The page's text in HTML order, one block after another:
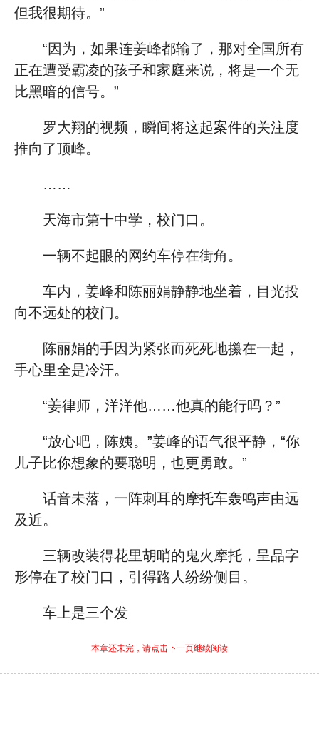
但我很期待。”
“因为，如果连姜峰都输了，那对全国所有
正在遭受霸凌的孩子和家庭来说，将是一个无
比黑暗的信号。”
罗大翔的视频，瞬间将这起案件的关注度
推向了顶峰。
……
天海市第十中学，校门口。
一辆不起眼的网约车停在街角。
车内，姜峰和陈丽娟静静地坐着，目光投
向不远处的校门。
陈丽娟的手因为紧张而死死地攥在一起，
手心里全是冷汗。
“姜律师，洋洋他……他真的能行吗？”
“放心吧，陈姨。”姜峰的语气很平静，“你
儿子比你想象的要聪明，也更勇敢。”
话音未落，一阵刺耳的摩托车轰鸣声由远
及近。
三辆改装得花里胡哨的鬼火摩托，呈品字
形停在了校门口，引得路人纷纷侧目。
车上是三个发
本章还未完，请点击下一页继续阅读